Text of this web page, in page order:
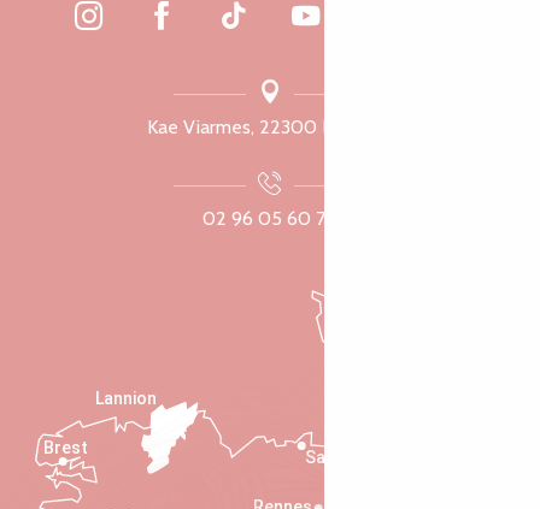
Kae Viarmes, 22300 Lannuon
02 96 05 60 70
Saint-Malo
Lannion
Brest